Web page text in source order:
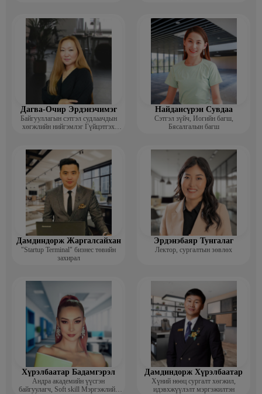
Дагва-Очир Эрдэнэчимэг
Байгууллагын сэтгэл судлаачдын
хөгжлийн нийгэмлэг Гүйцэтгэх
Найдансүрэн Сувдаа
Сэтгэл зүйч, Иогийн багш,
Бясалгалын багш
Дамдиндорж Жаргалсайхан
"Startup Terminal" бизнес төвийн
захирал
Эрдэнэбаяр Тунгалаг
Лектор, сургалтын зөвлөх
Хүрэлбаатар Бадамгэрэл
Андра академийн үүсгэн
байгуулагч, Soft skill Мэргэжлийн
Дамдиндорж Хүрэлбаатар
Хүний нөөц сургалт хөгжил,
идэвхжүүлэлт мэргэжилтэн